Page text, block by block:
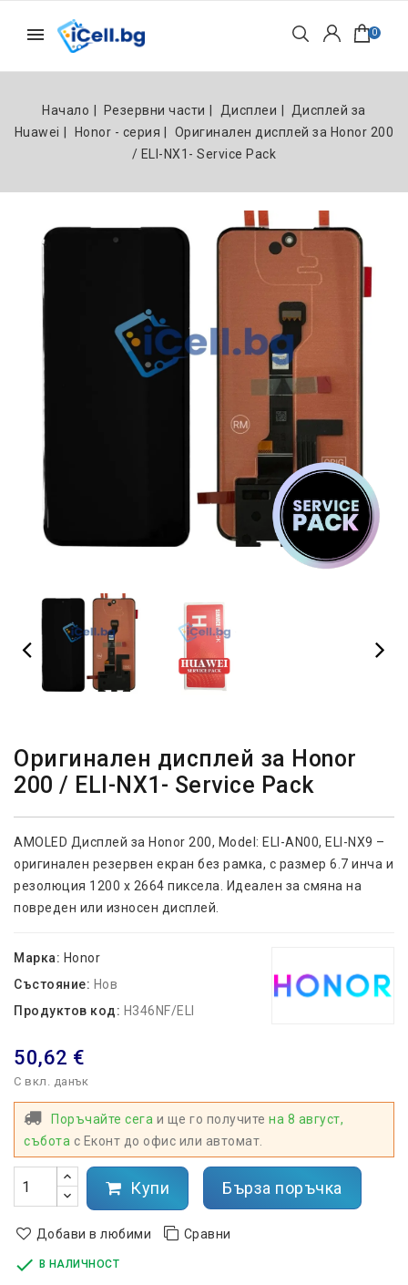
0
Начало Резервни части Дисплеи
Дисплей за
Huawei
Honor - серия
Оригинален дисплей за Honor 200
/ ELI-NX1- Service Pack
Оригинален дисплей за Honor
200 / ELI-NX1- Service Pack
AMOLED Дисплей за Honor 200, Model: ELI-AN00, ELI-NX9 –
оригинален резервен екран без рамка, с размер 6.7 инча и
резолюция 1200 x 2664 пиксела. Идеален за смяна на
повреден или износен дисплей.
Марка: Honor
Състояние: Нов
Продуктов код: H346NF/ELI
50,62 €
С вкл. данък
Поръчайте сега и ще го получите на 8 август,
събота с Еконт до офис или автомат.
Купи Бърза поръчка
Добави в любими Сравни
 В НАЛИЧНОСТ